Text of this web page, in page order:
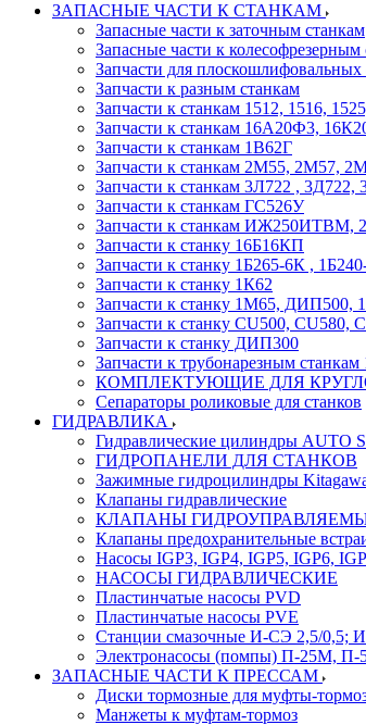
ЗАПАСНЫЕ ЧАСТИ К СТАНКАМ
Запасные части к заточным станкам
Запасные части к
Запчасти для
Запчасти к разным станкам
Запчасти к станкам 1512, 1516,
Запчасти к станкам 16А20Ф3,
Запчасти к станкам 1В62Г
Запчасти к станкам 2М55, 2М57,
Запчасти к станкам 3Л722 , 3Д722,
Запчасти к станкам ГС526У
Запчасти к станкам
Запчасти к станку 16Б16КП
Запчасти к станку 1Б265-6К ,
Запчасти к станку 1К62
Запчасти к станку 1М65, ДИП500,
Запчасти к станку CU500, CU580,
Запчасти к станку ДИП300
Запчасти к трубонарезным
КОМПЛЕКТУЮЩИЕ ДЛЯ
Сепараторы роликовые для станков
ГИДРАВЛИКА
Гидравлические цилиндры AUTO
ГИДРОПАНЕЛИ ДЛЯ СТАНКОВ
Зажимные гидроцилиндры
Клапаны гидравлические
КЛАПАНЫ
Клапаны предохранительные
Насосы IGP3, IGP4, IGP5, IGP6,
НАСОСЫ ГИДРАВЛИЧЕСКИЕ
Пластинчатые насосы PVD
Пластинчатые насосы PVE
Станции смазочные И-СЭ 2,5/0,5;
Электронасосы (помпы) П-25М,
ЗАПАСНЫЕ ЧАСТИ К ПРЕССАМ
Диски тормозные для муфты-
Манжеты к муфтам-тормоз